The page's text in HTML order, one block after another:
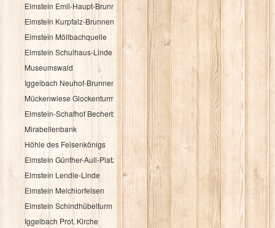
Elmstein Emil-Haupt-Brunnen
Elmstein Kurpfalz-Brunnen
Elmstein Möllbachquelle
Elmstein Schulhaus-Linde
Museumswald
Iggelbach Neuhof-Brunnen
Mückenwiese Glockenturm
Elmstein-Schafhof Becherbaum
Mirabellenbank
Höhle des Felsenkönigs
Elmstein Günther-Aull-Platz
Elmstein Lendle-Linde
Elmstein Melchiorfelsen
Elmstein Schindhübelturm
Iggelbach Prot. Kirche